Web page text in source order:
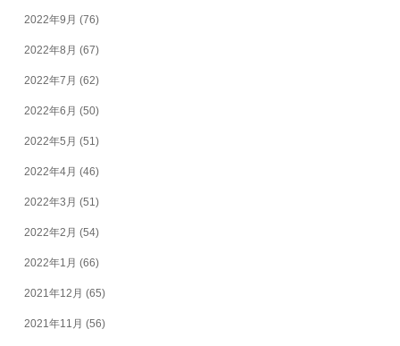
2022年9月 (76)
2022年8月 (67)
2022年7月 (62)
2022年6月 (50)
2022年5月 (51)
2022年4月 (46)
2022年3月 (51)
2022年2月 (54)
2022年1月 (66)
2021年12月 (65)
2021年11月 (56)